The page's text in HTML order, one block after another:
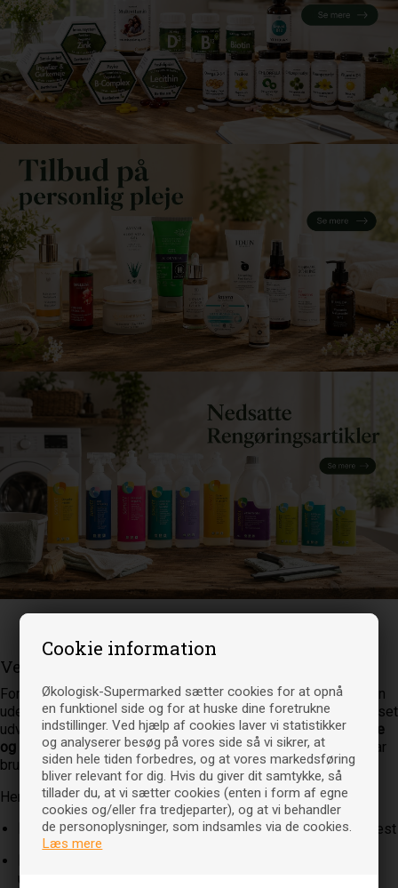
Cookie information
Økologisk-Supermarked sætter cookies for at opnå
en funktionel side og for at huske dine foretrukne
indstillinger. Ved hjælp af cookies laver vi statistikker
og analyserer besøg på vores side så vi sikrer, at
siden hele tiden forbedres, og at vores markedsføring
bliver relevant for dig. Hvis du giver dit samtykke, så
tillader du, at vi sætter cookies (enten i form af egne
cookies og/eller fra tredjeparter), og at vi behandler
de personoplysninger, som indsamles via de cookies.
Læs mere
Velkommen
Velkommen til Økologiske supermarked
Forestil dig et supermarked fyldt med alt det du kender – men
uden stressen fra indkøbsturen, køen ved kassen og begrænset
udvalg på hylderne. Vi har samletmere end 12.000 økologiske
og bæredygtige varerét sted, så du kan handle alt, hvad du har
brug for, direkte fra sofaen.
Her finder du et bredt sortiment indenfor:
Fødevarer– alt fra basisvarer til lækkerier til hverdag og fest
unødige tilsætningsstoffer